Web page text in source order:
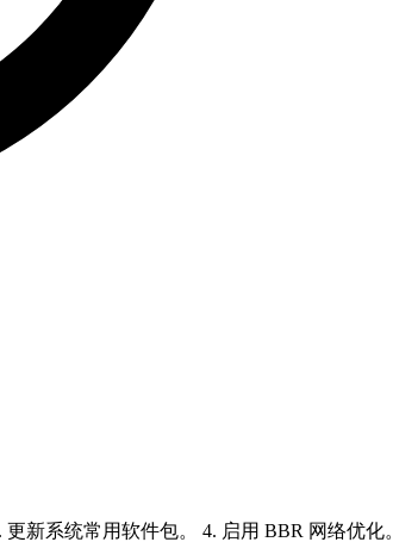
新系统常用软件包。 4. 启用 BBR 网络优